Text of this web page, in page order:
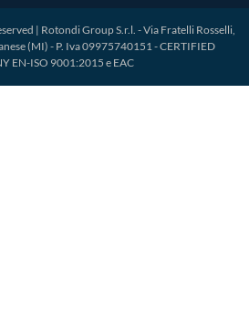
| Rotondi Group S.r.l. - Via Fratelli Rosselli,
(MI) - P. Iva 09975740151 - CERTIFIED
EN-ISO 9001:2015 e EAC